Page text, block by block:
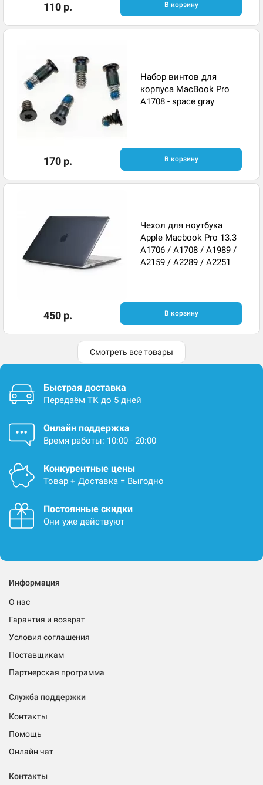
110 р. В корзину
Набор винтов для
корпуса MacBook Pro
A1708 - space gray
170 р. В корзину
Чехол для ноутбука
Apple Macbook Pro 13.3
A1706 / A1708 / A1989 /
A2159 / A2289 / A2251
450 р. В корзину
Смотреть все товары
Быстрая доставка
Передаём ТК до 5 дней
Онлайн поддержка
Время работы: 10:00 - 20:00
Конкурентные цены
Товар + Доставка = Выгодно
Постоянные скидки
Они уже действуют
Информация
О нас
Гарантия и возврат
Условия соглашения
Поставщикам
Партнерская программа
Служба поддержки
Контакты
Помощь
Онлайн чат
Контакты